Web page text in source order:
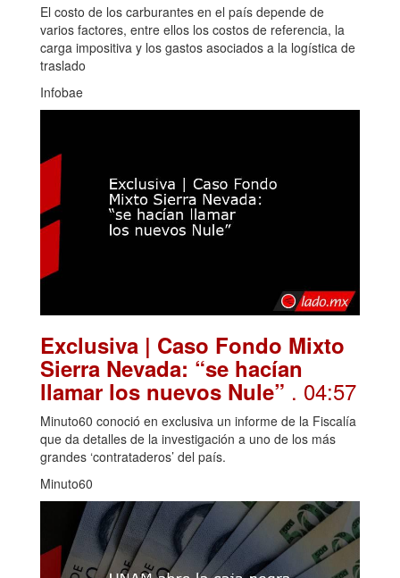
El costo de los carburantes en el país depende de
varios factores, entre ellos los costos de referencia, la
carga impositiva y los gastos asociados a la logística de
traslado
Infobae
Exclusiva | Caso Fondo Mixto
Sierra Nevada: “se hacían
llamar los nuevos Nule” . 04:57
Minuto60 conoció en exclusiva un informe de la Fiscalía
que da detalles de la investigación a uno de los más
grandes ‘contrataderos’ del país.
Minuto60